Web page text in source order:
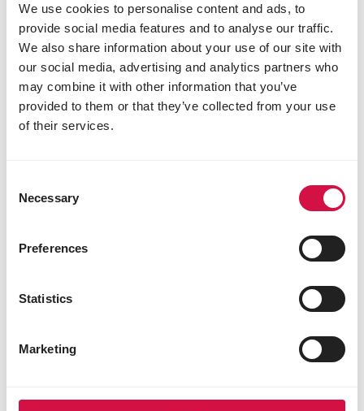
We use cookies to personalise content and ads, to
provide social media features and to analyse our traffic.
We also share information about your use of our site with
our social media, advertising and analytics partners who
may combine it with other information that you’ve
provided to them or that they’ve collected from your use
of their services.
Selection
Necessary
Preferences
Statistics
Marketing
Een complete, uitgebalaneerde en
hypoallergene brok.
Aangepast aan de noden van jouw hond:
van pup tot senior, mini tot maxi, normaal
tot uiterst gevoelig.
Glutenvrij: 0% mais en tarwe, uitsluitend